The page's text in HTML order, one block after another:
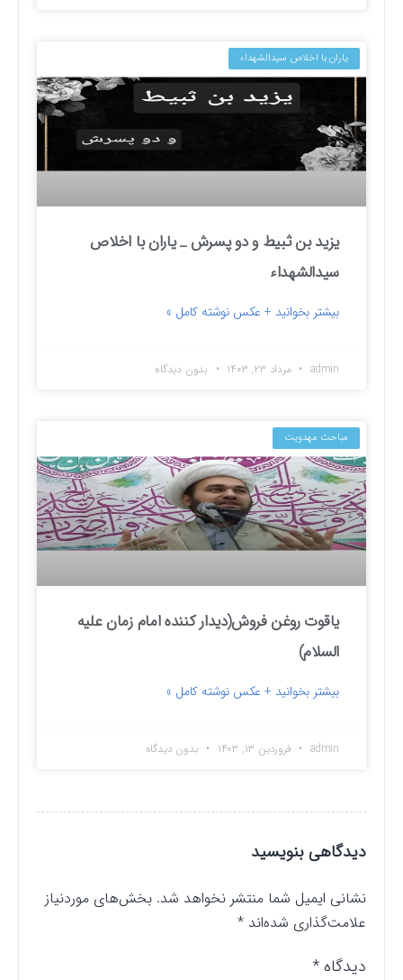
یاران با اخلاص سیدالشهداء
یزید بن ثبیط و دو پسرش _ یاران با اخلاص
سیدالشهداء
بیشتر بخوانید + عکس نوشته کامل »
admin مرداد ۲۳, ۱۴۰۳ بدون دیدگاه
مباحث مهدویت
یاقوت روغن فروش(دیدار کننده امام زمان علیه
السلام)
بیشتر بخوانید + عکس نوشته کامل »
admin فروردین ۱۳, ۱۴۰۳ بدون دیدگاه
دیدگاهی بنویسید
نشانی ایمیل شما منتشر نخواهد شد. بخش‌های موردنیاز
علامت‌گذاری شده‌اند*
دیدگاه*